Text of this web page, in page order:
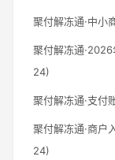
聚付解冻通·中小
聚付解冻通
24)
聚付解冻通·支付
聚付解冻通·商户
24)